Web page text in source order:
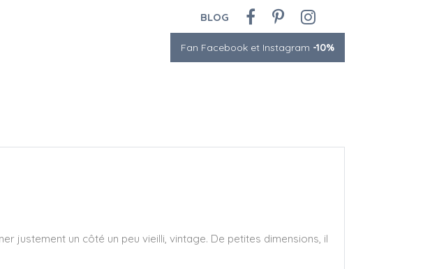
BLOG
Fan Facebook et Instagram -10%
justement un côté un peu vieilli, vintage. De petites dimensions, il